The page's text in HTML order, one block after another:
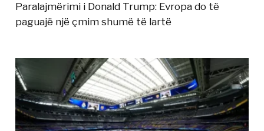
Paralajmërimi i Donald Trump: Evropa do të
paguajë një çmim shumë të lartë